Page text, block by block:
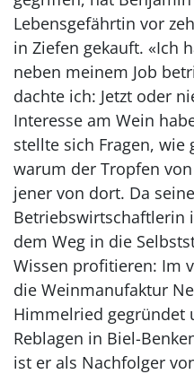
Lebensgefährtin vor
in Ziefen gekauft. «Ich
neben meinem Job
dachte ich: Jetzt oder
Interesse am Wein
stellte sich Fragen,
warum der Tropfen
jener von dort. Da
Betriebswirtschaftlerin
dem Weg in die
Wissen profitieren: Im
die Weinmanufaktur
Himmelried gegründet
Reblagen in Biel-
ist er als Nachfolger